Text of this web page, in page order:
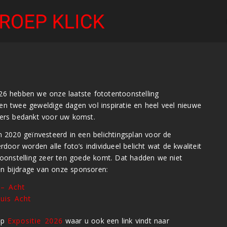
hebben we onze laatste fototentoonstelling
twee geweldige dagen vol inspiratie en heel veel nieuwe
bedankt voor uw komst.
geïnvesteerd in een belichtingsplan voor de
worden alle foto’s individueel belicht wat de kwaliteit
zeer ten goede komt. Dat hadden we niet
bijdrage van onze sponsoren:
Acht
Acht
Expositie 2026 waar u ook een link vindt naar